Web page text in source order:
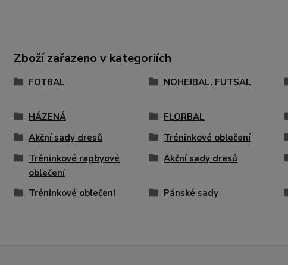
Zboží zařazeno v kategoriích
FOTBAL NOHEJBAL, FUTSAL
HÁZENÁ FLORBAL
Akční sady dresů
Tréninkové oblečení
Tréninkové ragbyové
oblečení
Akční sady dresů
Tréninkové oblečení Pánské sady